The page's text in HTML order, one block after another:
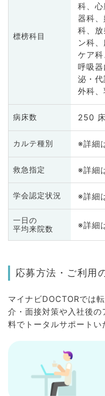
標榜科目
科、
器科
科、
ン科
ケア科
呼吸
泌・
外科
病床数 250 床
カルテ種別 ※詳細
救急指定 ※詳細
学会認定状況 ※詳細
一日の
平均来院数
※詳細
応募方法・ご利用
マイナビDOCTORでは
介・面接対策や入社後
料でトータルサポートい